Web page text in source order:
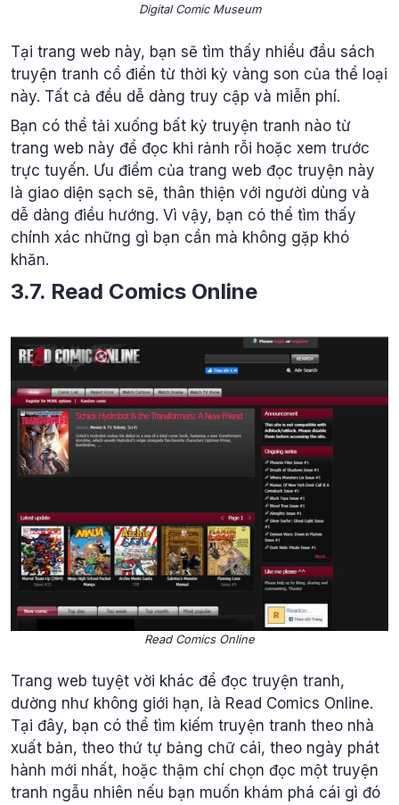
Digital Comic Museum
Tại trang web này, bạn sẽ tìm thấy nhiều đầu sách
truyện tranh cổ điển từ thời kỳ vàng son của thể loại
này. Tất cả đều dễ dàng truy cập và miễn phí.
Bạn có thể tải xuống bất kỳ truyện tranh nào từ
trang web này để đọc khi rảnh rỗi hoặc xem trước
trực tuyến. Ưu điểm của trang web đọc truyện này
là giao diện sạch sẽ, thân thiện với người dùng và
dễ dàng điều hướng. Vì vậy, bạn có thể tìm thấy
chính xác những gì bạn cần mà không gặp khó
khăn.
3.7. Read Comics Online
Read Comics Online
Trang web tuyệt vời khác để đọc truyện tranh,
dường như không giới hạn, là Read Comics Online.
Tại đây, bạn có thể tìm kiếm truyện tranh theo nhà
xuất bản, theo thứ tự bảng chữ cái, theo ngày phát
hành mới nhất, hoặc thậm chí chọn đọc một truyện
tranh ngẫu nhiên nếu bạn muốn khám phá cái gì đó